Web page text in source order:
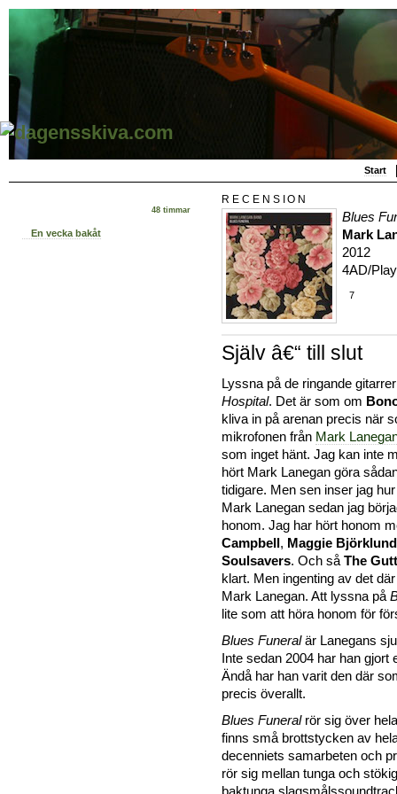
Start
48 timmar
En vecka bakåt
RECENSION
Blues
Mark
2012
4AD/
7
Själv â€“ till slut
Lyssna på de ringande
Hospital. Det är som om
kliva in på arenan precis när
mikrofonen från Mark
som inget hänt. Jag kan inte
hört Mark Lanegan göra
tidigare. Men sen inser jag
Mark Lanegan sedan jag
honom. Jag har hört honom
Campbell , Maggie Björklund
Soulsavers. Och så The
klart. Men ingenting av det
Mark Lanegan. Att lyssna på
lite som att höra honom för
Blues Funeralär Lanegans
Inte sedan 2004 har han gjort
Ändå har han varit den där
precis överallt.
Blues Funeralrör sig över
finns små brottstycken av
decenniets samarbeten och
rör sig mellan tunga och